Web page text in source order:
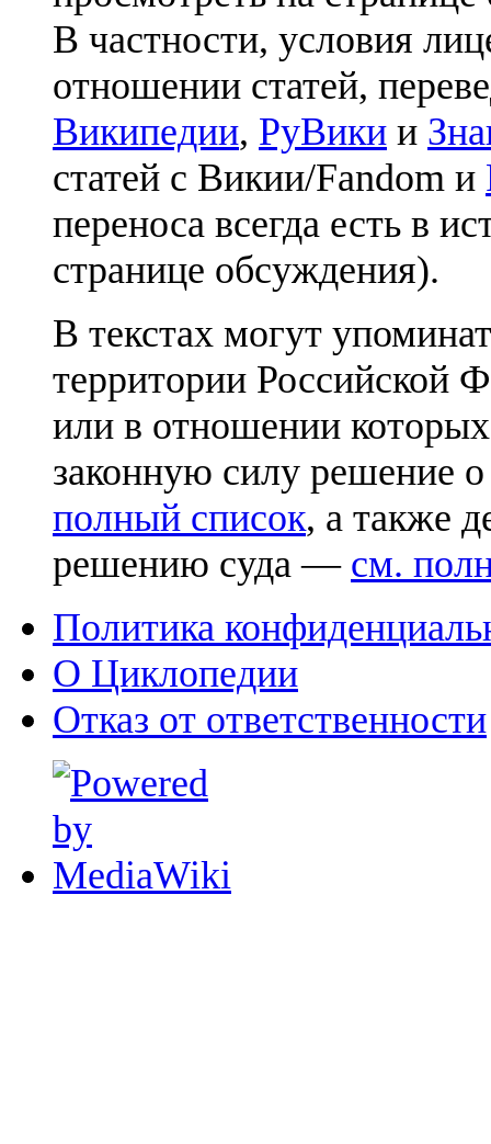
В частности, условия
отношении статей,
Википедии, РуВики и
статей с Викии/Fandom и
переноса всегда есть в
странице обсуждения).
В текстах могут
территории Российской
или в отношении
законную силу решение
полный список, а также
решению суда — см.
Политика
О Циклопедии
Отказ от ответственности